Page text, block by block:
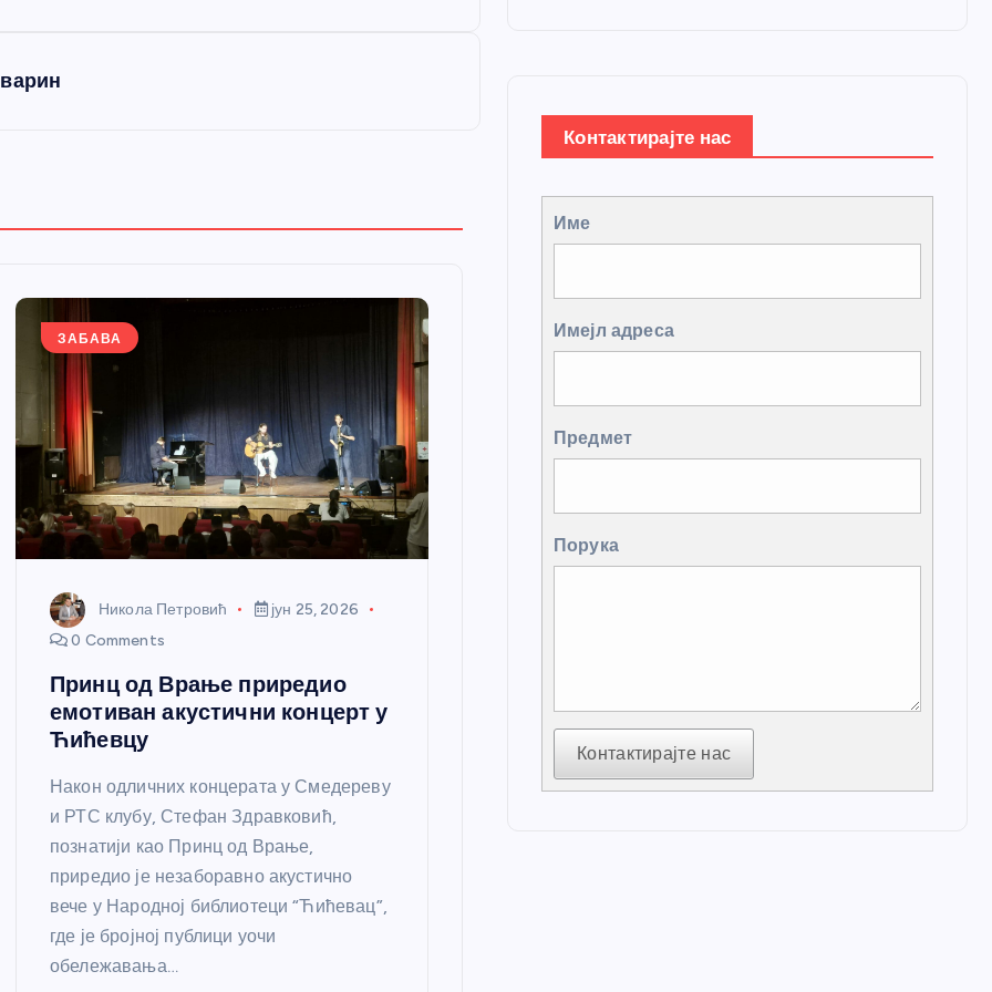
ЗАБАВА
Никола Петровић
јун 25, 2026
0 Comments
Принц од Врање приредио
емотиван акустични концерт у
Ћићевцу
Након одличних концерата у Смедереву
и РТС клубу, Стефан Здравковић,
познатији као Принц од Врање,
приредио је незаборавно акустично
вече у Народној библиотеци “Ћићевац”,
где је бројној публици уочи
обележавања…
Контактирајте нас
Име
Имејл адреса
Предмет
Порука
Контактирајте нас